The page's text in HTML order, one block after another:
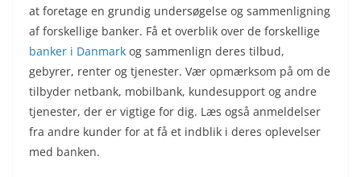
at foretage en grundig undersøgelse og sammenligning
af forskellige banker. Få et overblik over de forskellige
banker i Danmark og sammenlign deres tilbud,
gebyrer, renter og tjenester. Vær opmærksom på om de
tilbyder netbank, mobilbank, kundesupport og andre
tjenester, der er vigtige for dig. Læs også anmeldelser
fra andre kunder for at få et indblik i deres oplevelser
med banken.